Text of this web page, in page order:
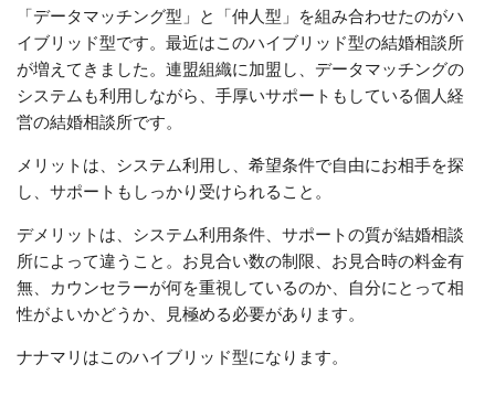
「データマッチング型」と「仲人型」を組み合わせたのがハ
イブリッド型です。最近はこのハイブリッド型の結婚相談所
が増えてきました。連盟組織に加盟し、データマッチングの
システムも利用しながら、手厚いサポートもしている個人経
営の結婚相談所です。
メリットは、システム利用し、希望条件で自由にお相手を探
し、サポートもしっかり受けられること。
デメリットは、システム利用条件、サポートの質が結婚相談
所によって違うこと。お見合い数の制限、お見合時の料金有
無、カウンセラーが何を重視しているのか、自分にとって相
性がよいかどうか、見極める必要があります。
ナナマリはこのハイブリッド型になります。